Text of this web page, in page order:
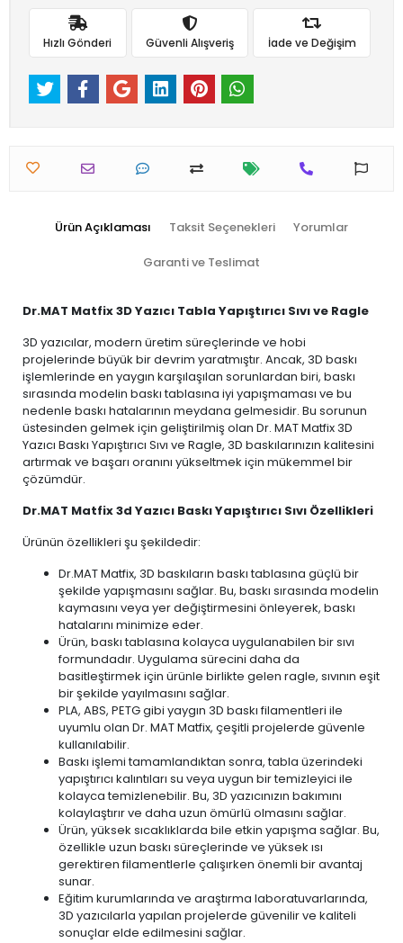
Hızlı Gönderi Güvenli Alışveriş İade ve Değişim
Ürün Açıklaması Taksit Seçenekleri Yorumlar
Garanti ve Teslimat
Dr.MAT Matfix 3D Yazıcı Tabla Yapıştırıcı Sıvı ve Ragle
3D yazıcılar, modern üretim süreçlerinde ve hobi
projelerinde büyük bir devrim yaratmıştır. Ancak, 3D baskı
işlemlerinde en yaygın karşılaşılan sorunlardan biri, baskı
sırasında modelin baskı tablasına iyi yapışmaması ve bu
nedenle baskı hatalarının meydana gelmesidir. Bu sorunun
üstesinden gelmek için geliştirilmiş olan Dr. MAT Matfix 3D
Yazıcı Baskı Yapıştırıcı Sıvı ve Ragle, 3D baskılarınızın kalitesini
artırmak ve başarı oranını yükseltmek için mükemmel bir
çözümdür.
Dr.MAT Matfix 3d Yazıcı Baskı Yapıştırıcı Sıvı Özellikleri
Ürünün özellikleri şu şekildedir:
Dr.MAT Matfix, 3D baskıların baskı tablasına güçlü bir
şekilde yapışmasını sağlar. Bu, baskı sırasında modelin
kaymasını veya yer değiştirmesini önleyerek, baskı
hatalarını minimize eder.
Ürün, baskı tablasına kolayca uygulanabilen bir sıvı
formundadır. Uygulama sürecini daha da
basitleştirmek için ürünle birlikte gelen ragle, sıvının eşit
bir şekilde yayılmasını sağlar.
PLA, ABS, PETG gibi yaygın 3D baskı filamentleri ile
uyumlu olan Dr. MAT Matfix, çeşitli projelerde güvenle
kullanılabilir.
Baskı işlemi tamamlandıktan sonra, tabla üzerindeki
yapıştırıcı kalıntıları su veya uygun bir temizleyici ile
kolayca temizlenebilir. Bu, 3D yazıcınızın bakımını
kolaylaştırır ve daha uzun ömürlü olmasını sağlar.
Ürün, yüksek sıcaklıklarda bile etkin yapışma sağlar. Bu,
özellikle uzun baskı süreçlerinde ve yüksek ısı
gerektiren filamentlerle çalışırken önemli bir avantaj
sunar.
Eğitim kurumlarında ve araştırma laboratuvarlarında,
3D yazıcılarla yapılan projelerde güvenilir ve kaliteli
sonuçlar elde edilmesini sağlar.